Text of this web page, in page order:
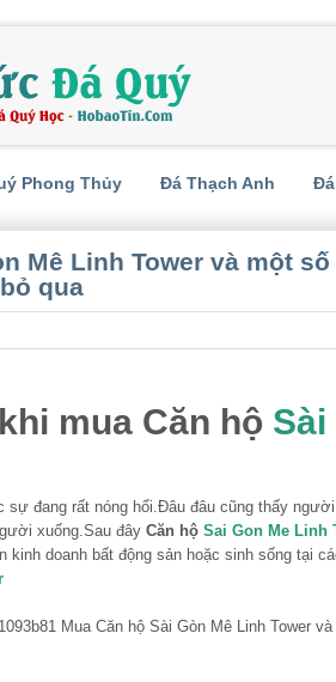
Phong Thủy Đá Thạch Anh
Mê Linh Tower và một
qua
mua Căn hộ Sài
sự đang rất nóng hổi.Đâu đâu cũng thấy
xuống.Sau đây Căn hộ Sai Gon Me Linh
kinh doanh bất động sản hoặc sinh sống tại